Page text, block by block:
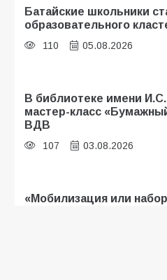
Батайские школьники
образовательного
110 05.08.2026
В библиотеке имени
мастер-класс
ВДВ
107 03.08.2026
«Мобилизация или